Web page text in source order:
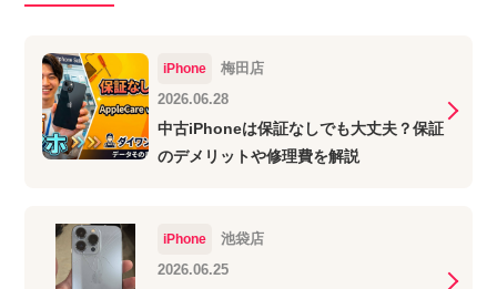
iPhone
梅田店
2026.06.28
中古iPhoneは保証なしでも大丈夫？保証
のデメリットや修理費を解説
iPhone
池袋店
2026.06.25